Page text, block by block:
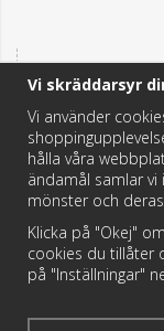
Här hittar du
Vi
https://
Vi skräddarsyr
Vi använder
hålla våra
ändamål samlar
mönster och
Klicka på "Okej"
cookies du tillåter
på "Inställningar"